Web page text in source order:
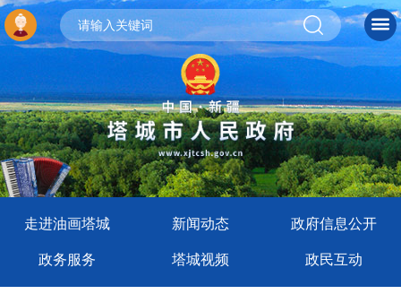
走进油画塔城 新闻动态 政府信息公开
政务服务 塔城视频 政民互动